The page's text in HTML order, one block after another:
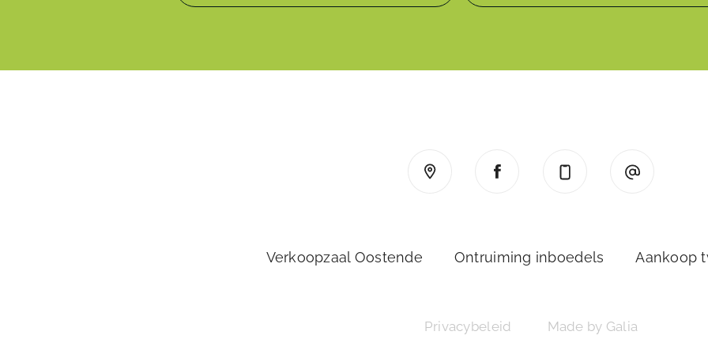
Verkoopzaal Oostende Ontruiming inboedels Aankoop
Privacybeleid Made by Galia